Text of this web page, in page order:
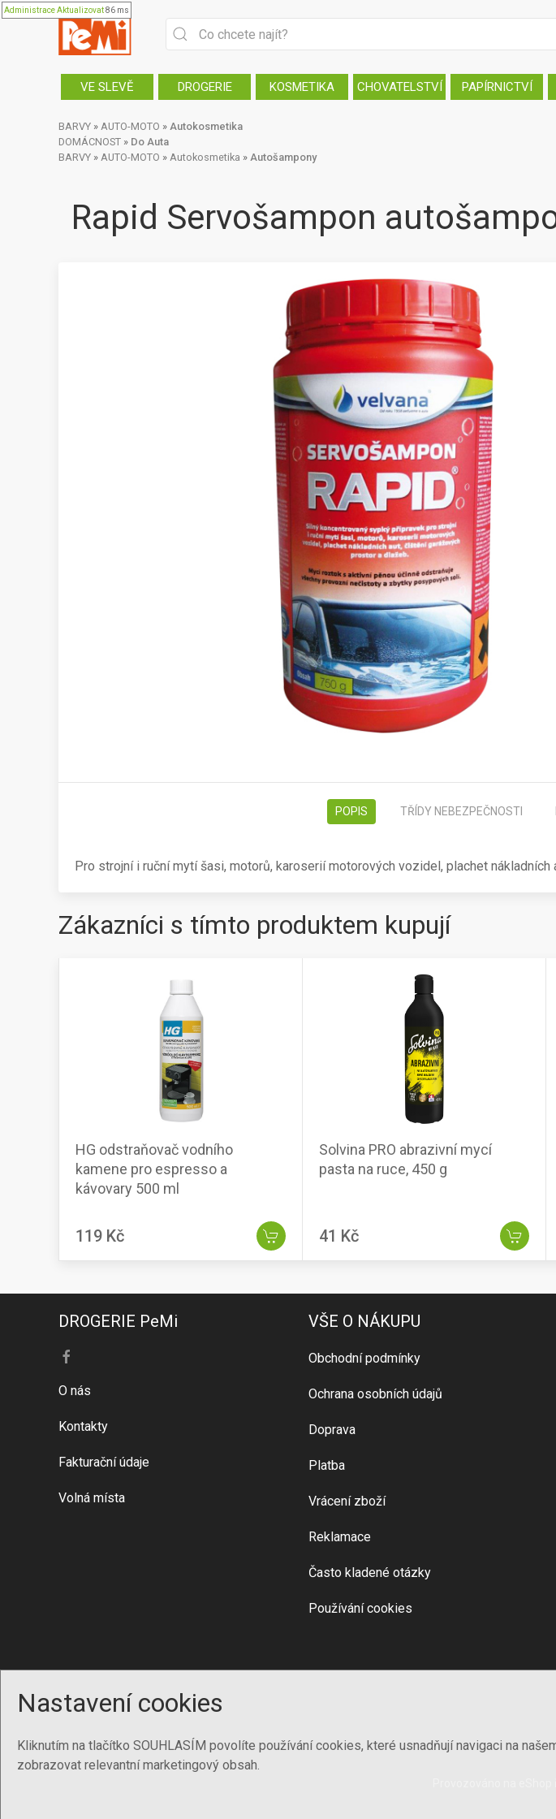
AdministraceAktualizovat86 ms
Nastavení cookies
Kliknutím na tlačítko SOUHLASÍM povolíte používání cookies, které usnadňují navigaci na
zobrazovat relevantní marketingový obsah.
VE SLEVĚ DROGERIE KOSMETIKA CHOVATELSTVÍ PAPÍRNICTVÍ
BARVY » AUTO-MOTO » Autokosmetika
DOMÁCNOST » Do Auta
BARVY » AUTO-MOTO » Autokosmetika » Autošampony
Rapid Servošampon
POPIS TŘÍDY NEBEZPEČNOSTI
Pro strojní i ruční mytí šasi, motorů, karoserií motorových vozidel, plachet nákladních
Zákazníci s tímto produktem kupují
HG odstraňovač vodního
kamene pro espresso a
kávovary 500 ml
119 Kč
Solvina PRO abrazivní mycí
pasta na ruce, 450 g
41 Kč
DROGERIE PeMi
O nás
Kontakty
Fakturační údaje
Volná místa
VŠE O NÁKUPU
Obchodní podmínky
Ochrana osobních údajů
Doprava
Platba
Vrácení zboží
Reklamace
Často kladené otázky
Používání cookies